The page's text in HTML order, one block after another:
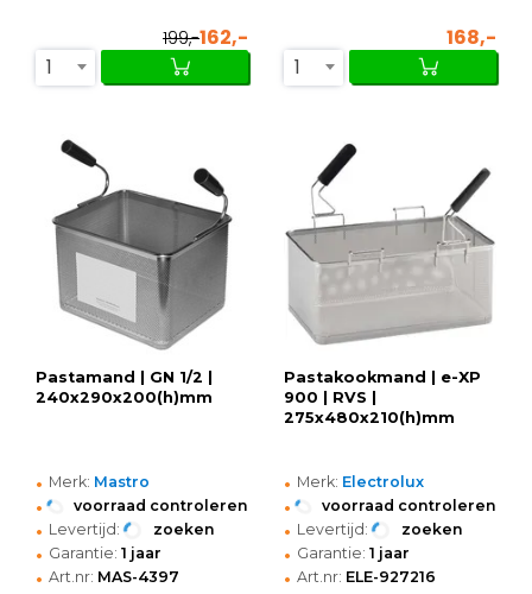
199,-162,-
1
168,-
1
Pastamand | GN 1/2 |
240x290x200(h)mm
• Merk: Mastro
• voorraad controleren
• Levertijd: zoeken
• Garantie: 1 jaar
• Art.nr: MAS-4397
Pastakookmand | e-XP
900 | RVS |
275x480x210(h)mm
• Merk: Electrolux
• voorraad controleren
• Levertijd: zoeken
• Garantie: 1 jaar
• Art.nr: ELE-927216